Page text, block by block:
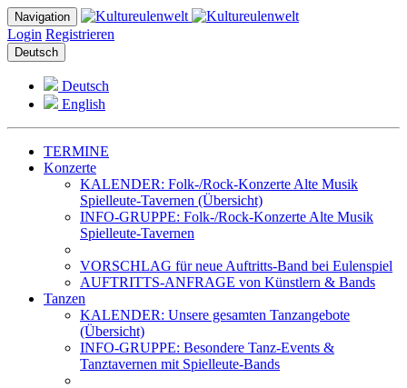
Navigation
Login Registrieren
Deutsch
Deutsch
English
TERMINE
Konzerte
KALENDER: Folk-/Rock-Konzerte Alte Musik
Spielleute-Tavernen (Übersicht)
INFO-GRUPPE: Folk-/Rock-Konzerte Alte Musik
Spielleute-Tavernen
VORSCHLAG für neue Auftritts-Band bei Eulenspiel
AUFTRITTS-ANFRAGE von Künstlern & Bands
Tanzen
KALENDER: Unsere gesamten Tanzangebote
(Übersicht)
INFO-GRUPPE: Besondere Tanz-Events &
Tanztavernen mit Spielleute-Bands